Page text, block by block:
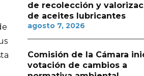
de recolección y
de aceites lubricantes
agosto 7, 2026
Comisión de la Cámara
votación de cambios a